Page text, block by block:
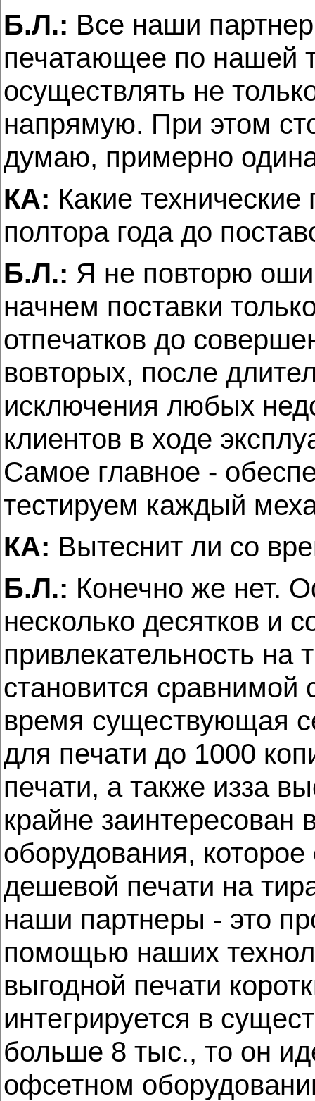
Б.Л.: Все наши
печатающее по нашей
осуществлять не
напрямую. При этом
думаю, примерно
КА: Какие
полтора года до
Б.Л.: Я не повторю
начнем поставки
отпечатков до
во­вторых, после
исключения любых
клиентов в ходе
Самое главное -
тестируем каждый
КА: Вытеснит ли со
Б.Л.: Конечно же нет.
несколько десятков и
привлекательность
становится
время существующая
для печати до 1000
печати, а также из­за
крайне заинтересован
оборудования,
дешевой печати на
наши партнеры - это
помощью наших
выгодной печати
интегрируется в
больше 8 тыс., то он
офсетном